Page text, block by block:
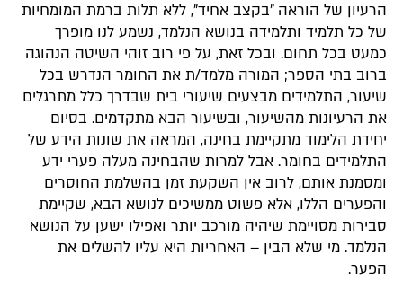
הרעיון של הוראה "בקצב אחיד", ללא תלות ברמת המומחיות
של כל תלמיד ותלמידה בנושא הנלמד, נשמע לנו מופרך
כמעט בכל תחום. ובכל זאת, על פי רוב זוהי השיטה הנהוגה
ברוב בתי הספר; המורה מלמד/ת את החומר הנדרש בכל
שיעור, התלמידים מבצעים שיעורי בית שבדרך כלל מתרגלים
את הרעיונות מהשיעור, ובשיעור הבא מתקדמים. בסיום
יחידת הלימוד מתקיימת בחינה, המראה את שונות הידע של
התלמידים בחומר. אבל למרות שהבחינה מעלה פערי ידע
ומסמנת אותם, לרוב אין השקעת זמן בהשלמת החוסרים
והפערים הללו, אלא פשוט ממשיכים לנושא הבא, שקיימת
סבירות מסויימת שיהיה מורכב יותר ואפילו ישען על הנושא
הנלמד. מי שלא הבין – האחריות היא עליו להשלים את
הפער.